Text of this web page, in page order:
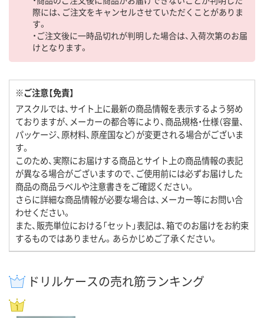
際には、ご注文をキャンセルさせていただくことがありま
す。
・ご注文後に一時品切れが判明した場合は、入荷次第のお届
けとなります。
※ご注意【免責】
アスクルでは、サイト上に最新の商品情報を表示するよう努め
ておりますが、メーカーの都合等により、商品規格・仕様（容量、
パッケージ、原材料、原産国など）が変更される場合がございま
す。
このため、実際にお届けする商品とサイト上の商品情報の表記
が異なる場合がございますので、ご使用前には必ずお届けした
商品の商品ラベルや注意書きをご確認ください。
さらに詳細な商品情報が必要な場合は、メーカー等にお問い合
わせください。
また、販売単位における「セット」表記は、箱でのお届けをお約束
するものではありません。あらかじめご了承ください。
ドリルケースの売れ筋ランキング